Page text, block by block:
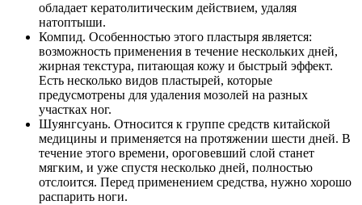
обладает кератолитическим действием, удаляя
натоптыши.
Компид. Особенностью этого пластыря является:
возможность применения в течение нескольких дней,
жирная текстура, питающая кожу и быстрый эффект.
Есть несколько видов пластырей, которые
предусмотрены для удаления мозолей на разных
участках ног.
Шуянгсуань. Относится к группе средств китайской
медицины и применяется на протяжении шести дней. В
течение этого времени, ороговевший слой станет
мягким, и уже спустя несколько дней, полностью
отслоится. Перед применением средства, нужно хорошо
распарить ноги.